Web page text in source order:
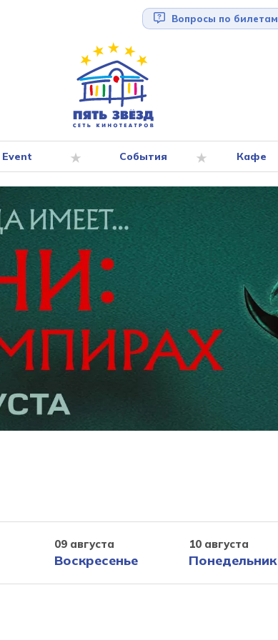
Вопросы по билетам
Event События Кафе
09 августа
Воскресенье
10 августа
Понедельник